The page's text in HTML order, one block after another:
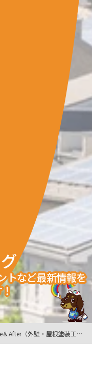
トなど最新情報を
（外壁・屋根塗装工事）